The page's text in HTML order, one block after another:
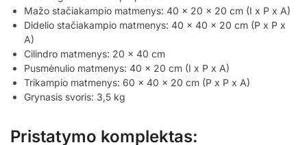
Mažo stačiakampio matmenys: 40 x 20 x 20 cm (I x P x A)
Didelio stačiakampio matmenys: 40 x 40 x 20 cm (P x P x
A)
Cilindro matmenys: 20 x 40 cm
Pusmėnulio matmenys: 40 x 20 cm (I x P x A)
Trikampio matmenys: 60 x 40 x 20 cm (P x P x A)
Grynasis svoris: 3,5 kg
Pristatymo komplektas: